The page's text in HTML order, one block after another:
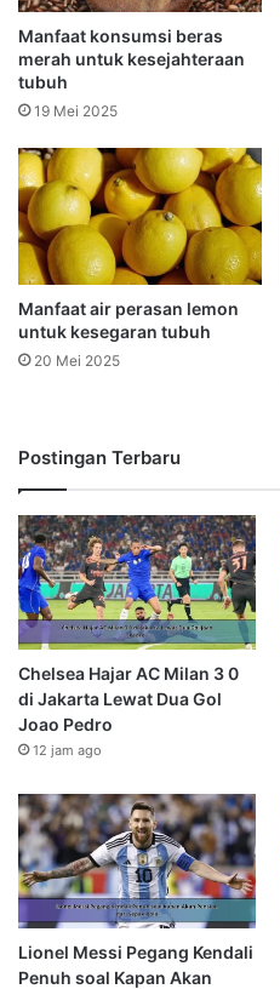
Manfaat konsumsi beras
merah untuk kesejahteraan
tubuh
19 Mei 2025
Manfaat air perasan lemon
untuk kesegaran tubuh
20 Mei 2025
Postingan Terbaru
Chelsea Hajar AC Milan 3 0
di Jakarta Lewat Dua Gol
Joao Pedro
12 jam ago
Lionel Messi Pegang Kendali
Penuh soal Kapan Akan